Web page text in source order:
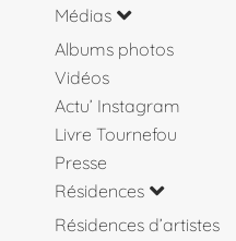
Médias
Albums photos
Vidéos
Actu’ Instagram
Livre Tournefou
Presse
Résidences
Résidences d’artistes